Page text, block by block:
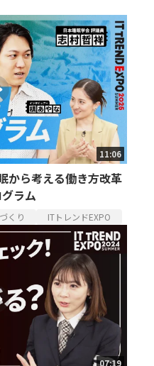
11:06
から考える働き方改革
ラム
くり ITトレンドEXPO
07:19